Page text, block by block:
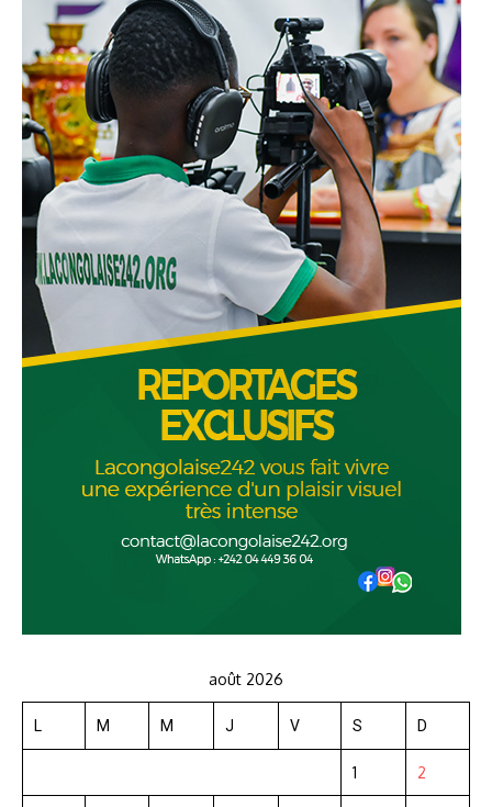
août 2026
L M M J V S D
1 2